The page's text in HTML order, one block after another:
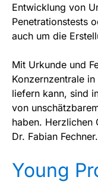
Entwicklung von
Penetrationstests
auch um die
Mit Urkunde und
Konzernzentrale
liefern kann, sind
von
haben. Herzlichen
Dr. Fabian Fechner.
Young